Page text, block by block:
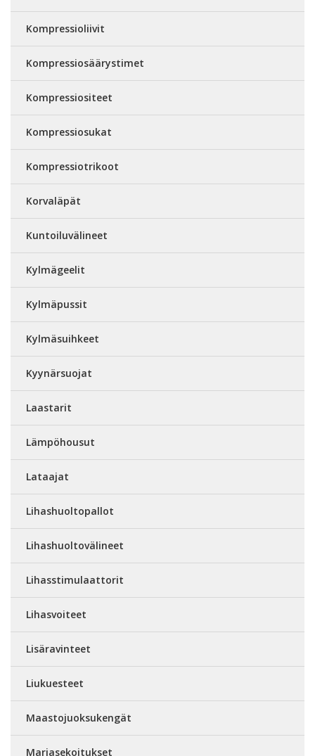
Kompressioliivit
Kompressiosäärystimet
Kompressiositeet
Kompressiosukat
Kompressiotrikoot
Korvaläpät
Kuntoiluvälineet
Kylmägeelit
Kylmäpussit
Kylmäsuihkeet
Kyynärsuojat
Laastarit
Lämpöhousut
Lataajat
Lihashuoltopallot
Lihashuoltovälineet
Lihasstimulaattorit
Lihasvoiteet
Lisäravinteet
Liukuesteet
Maastojuoksukengät
Marjasekoitukset